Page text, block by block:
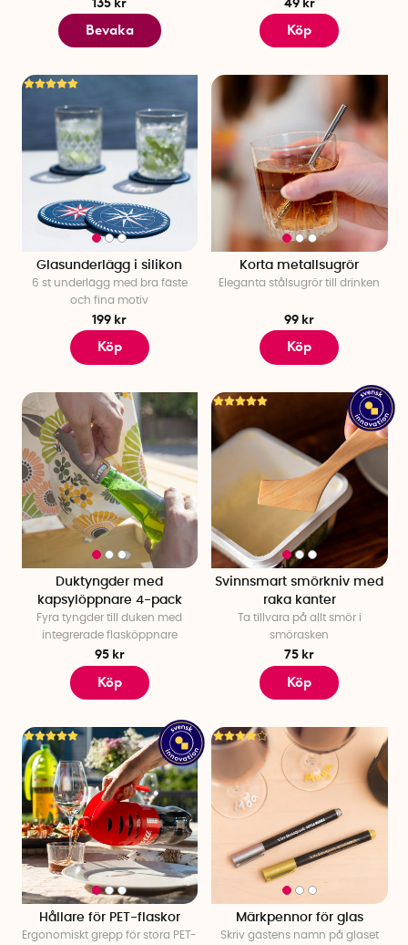
Bevaka Köp
Glasunderlägg i silikon
6 st underlägg med bra fäste
och fina motiv
199 kr
Köp
Korta metallsugrör
Eleganta stålsugrör till drinken
99 kr
Köp
Duktyngder med
kapsylöppnare 4-pack
Fyra tyngder till duken med
integrerade flasköppnare
95 kr
Köp
Svinnsmart smörkniv med
raka kanter
Ta tillvara på allt smör i
smörasken
75 kr
Köp
Hållare för PET-flaskor
Ergonomiskt grepp för stora PET-
Märkpennor för glas
Skriv gästens namn på glaset